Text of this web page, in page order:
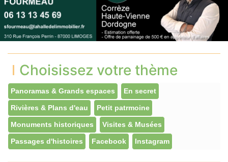
Choisissez votre thème
Panoramas & Grands espaces En secret
Rivières & Plans d'eau Petit patrmoine
Monuments historiques Visites & Musées
Passages d'histoires Facebook Instagram